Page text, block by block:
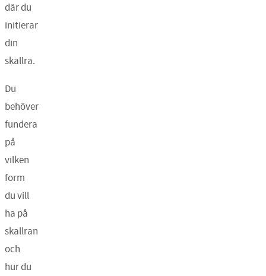
där du
initierar
din
skallra.
Du
behöver
fundera
på
vilken
form
du vill
ha på
skallran
och
hur du